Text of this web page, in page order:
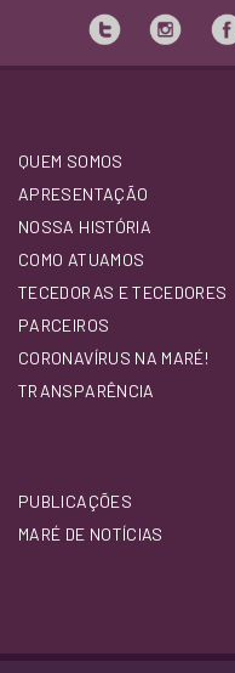
QUEM SOMOS
APRESENTAÇÃO
NOSSA HISTÓRIA
COMO ATUAMOS
TECEDORAS E TECEDORES
PARCEIROS
CORONAVÍRUS NA MARÉ!
TRANSPARÊNCIA
PUBLICAÇÕES
MARÉ DE NOTÍCIAS